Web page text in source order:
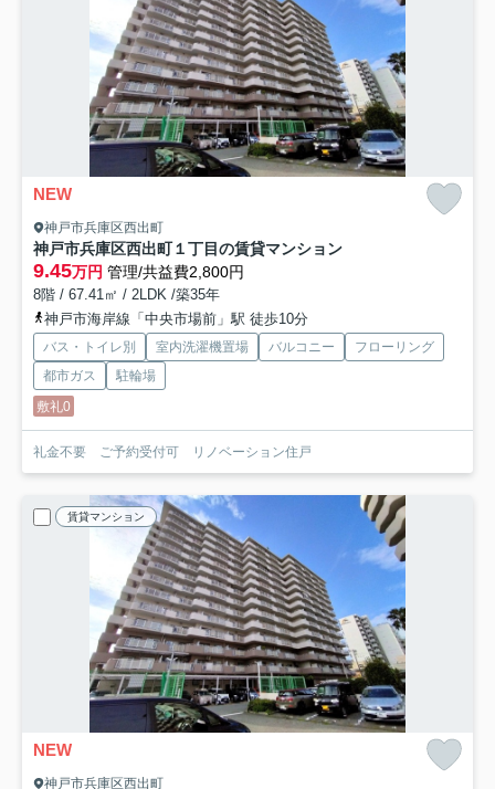
NEW
神戸市兵庫区西出町
神戸市兵庫区西出町１丁目の賃貸マンション
9.45万円 管理/共益費2,800円
8階 / 67.41㎡ / 2LDK /築35年
神戸市海岸線「中央市場前」駅 徒歩10分
バス・トイレ別 室内洗濯機置場 バルコニー
フローリング
都市ガス
駐輪場
敷礼0
礼金不要 ご予約受付可 リノベーション住戸
賃貸マンション
NEW
神戸市兵庫区西出町